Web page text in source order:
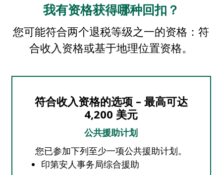
我有资格获得哪种回扣？
您可能符合两个退税等级之一的资格：符
合收入资格或基于地理位置资格。
符合收入资格的选项 – 最高可达
4,200 美元
公共援助计划
您已参加下列至少一项公共援助计划。
印第安人事务局综合援助